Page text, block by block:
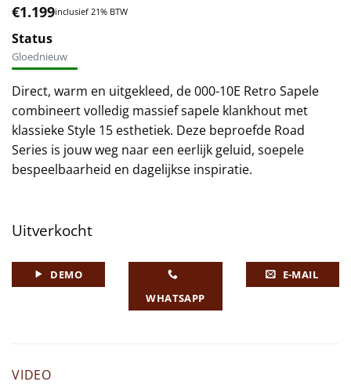
€1.199inclusief 21% BTW
Status
Gloednieuw
Direct, warm en uitgekleed, de 000-10E Retro Sapele
combineert volledig massief sapele klankhout met
klassieke Style 15 esthetiek. Deze beproefde Road
Series is jouw weg naar een eerlijk geluid, soepele
bespeelbaarheid en dagelijkse inspiratie.
Uitverkocht
DEMO
WHATSAPP
E-MAIL
VIDEO